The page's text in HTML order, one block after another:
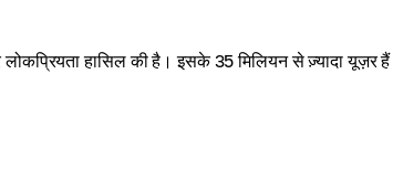
हासिल की है। इसके 35 मिलियन से ज़्यादा यूज़र